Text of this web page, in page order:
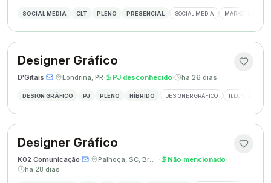
SOCIAL MEDIA CLT PLENO PRESENCIAL SOCIAL MEDIA MARKETING
Designer Gráfico
D'Gitais· · Londrina, PR· PJ desconhecido· há 26 dias
DESIGN GRÁFICO PJ PLENO HÍBRIDO DESIGNER GRÁFICO ILLUSTRATOR
Designer Gráfico
K02 Comunicação· · Palhoça, SC, Brasil · Não mencionado·
há 28 dias